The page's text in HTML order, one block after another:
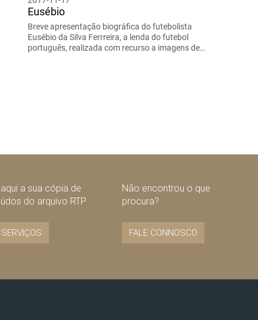
Eusébio
Breve apresentação biográfica do futebolista
Eusébio da Silva Ferrreira, a lenda do futebol
português, realizada com recurso a imagens de…
a sua cópia de
do arquivo RTP
Não encontrou o que
procura?
FALE CONNOSCO